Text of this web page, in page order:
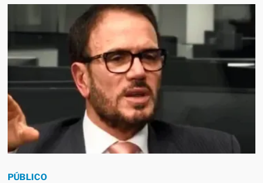
PÚBLICO